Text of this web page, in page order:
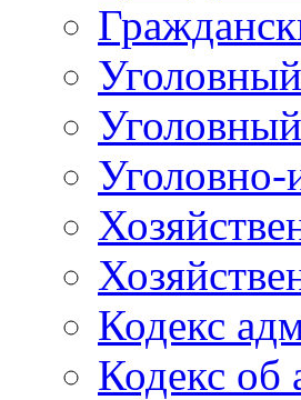
Уголовно-
Кодекс
Кодекс об